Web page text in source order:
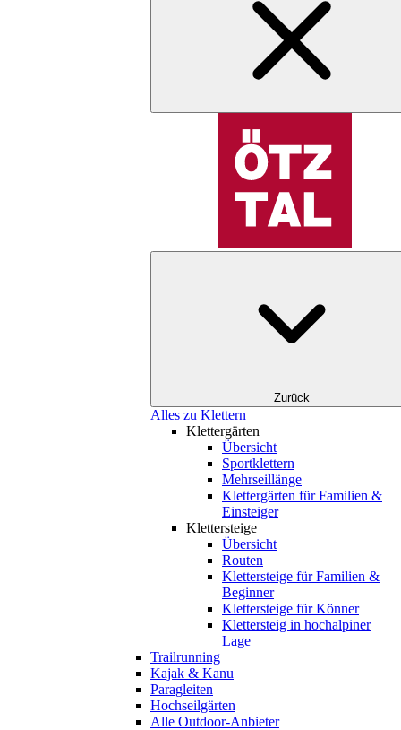
Zurück
Alles zu Klettern
Klettergärten
Übersicht
Sportklettern
Mehrseillänge
Klettergärten für Familien &
Einsteiger
Klettersteige
Übersicht
Routen
Klettersteige für Familien &
Beginner
Klettersteige für Könner
Klettersteig in hochalpiner
Lage
Trailrunning
Kajak & Kanu
Paragleiten
Hochseilgärten
Alle Outdoor-Anbieter